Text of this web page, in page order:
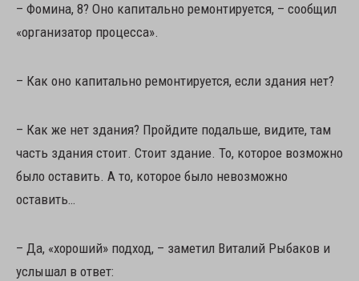
– Фомина, 8? Оно капитально ремонтируется, – сообщил
«организатор процесса».
– Как оно капитально ремонтируется, если здания нет?
– Как же нет здания? Пройдите подальше, видите, там
часть здания стоит. Стоит здание. То, которое возможно
было оставить. А то, которое было невозможно
оставить…
– Да, «хороший» подход, – заметил Виталий Рыбаков и
услышал в ответ: